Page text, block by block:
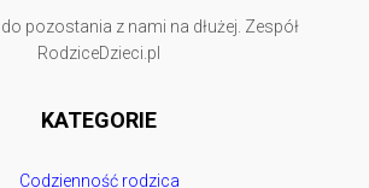
pozostania z nami na dłużej. Zespół
RodziceDzieci.pl
KATEGORIE
Codzienność rodzica